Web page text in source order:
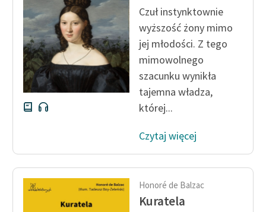
Czuł instynktownie
wyższość żony mimo
jej młodości. Z tego
mimowolnego
szacunku wynikła
tajemna władza,
której...
Czytaj więcej
Honoré de Balzac
Kuratela